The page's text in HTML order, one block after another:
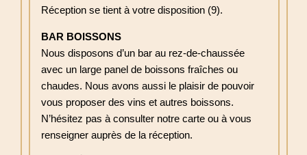
Réception se tient à votre disposition (9).
BAR BOISSONS
Nous disposons d’un bar au rez-de-chaussée
avec un large panel de boissons fraîches ou
chaudes. Nous avons aussi le plaisir de pouvoir
vous proposer des vins et autres boissons.
N’hésitez pas à consulter notre carte ou à vous
renseigner auprès de la réception.